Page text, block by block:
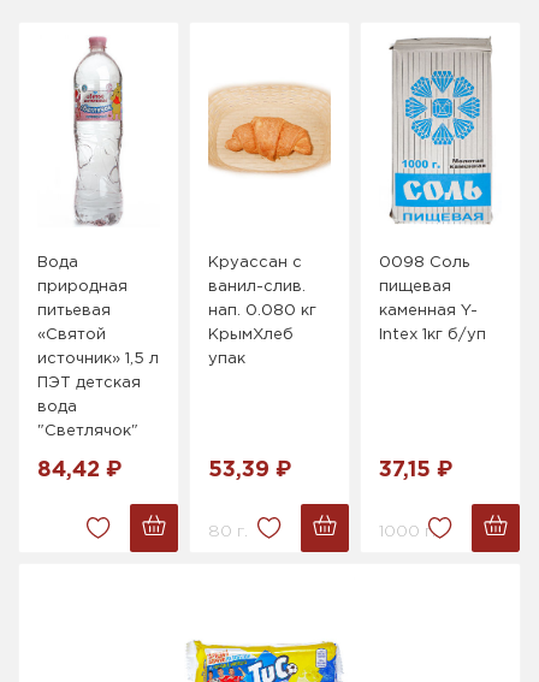
Вода
природная
питьевая
«Святой
источник» 1,5 л
ПЭТ детская
вода
"Светлячок"
84,42 ₽
Круассан с
ванил-слив.
нап. 0.080 кг
КрымХлеб
упак
53,39 ₽
80 г.
0098 Соль
пищевая
каменная Y-
Intex 1кг б/уп
37,15 ₽
1000 г.